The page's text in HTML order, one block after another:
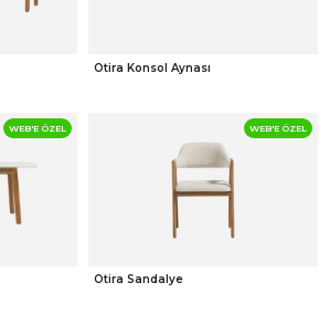
Otira Konsol Aynası
WEB'E ÖZEL
Otira Sandalye
WEB'E ÖZEL